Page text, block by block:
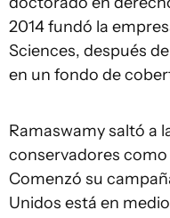
2014 fundó la
Sciences, después
en un fondo de
Ramaswamy saltó a
conservadores
Comenzó su
Unidos está en